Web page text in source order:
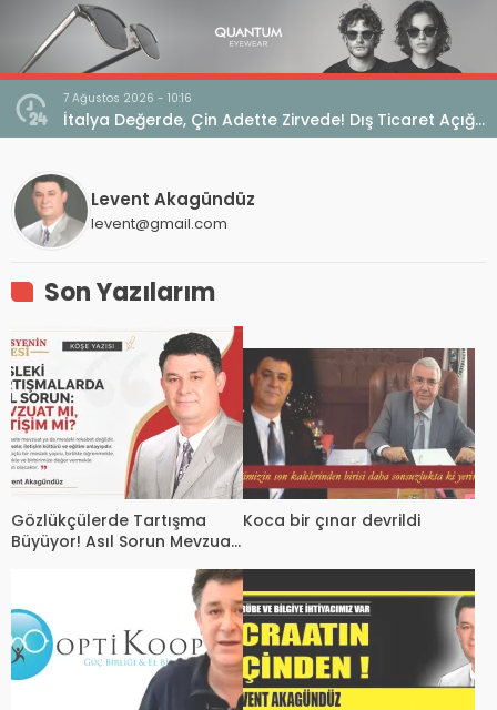
7 Ağustos 2026 - 10:16
İtalya Değerde, Çin Adette Zirvede! Dış Ticaret Açığı
Devam Ediyor
Levent Akagündüz
levent@gmail.com
Son Yazılarım
Gözlükçülerde Tartışma
Büyüyor! Asıl Sorun Mevzuat
Koca bir çınar devrildi